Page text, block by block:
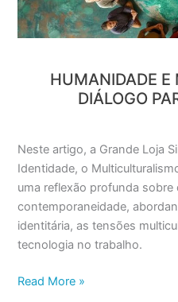
HUMANIDADE
DIÁLOGO
Neste artigo, a Grande Loja
Identidade, o
uma reflexão profunda
contemporaneidade,
identitária, as tensões
tecnologia no trabalho.
o
Futuro
Read More »